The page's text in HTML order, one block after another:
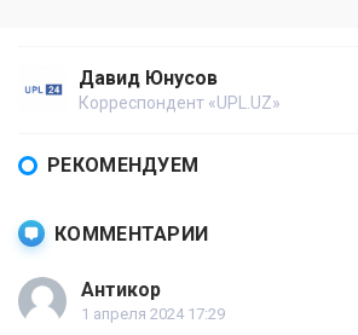
Давид Юнусов
Корреспондент «UPL.UZ»
РЕКОМЕНДУЕМ
КОММЕНТАРИИ
Антикор
1 апреля 2024 17:29